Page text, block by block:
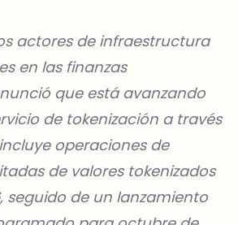
actores de infraestructura
en las finanzas
que está avanzando
de tokenización a través
operaciones de
de valores tokenizados
seguido de un lanzamiento